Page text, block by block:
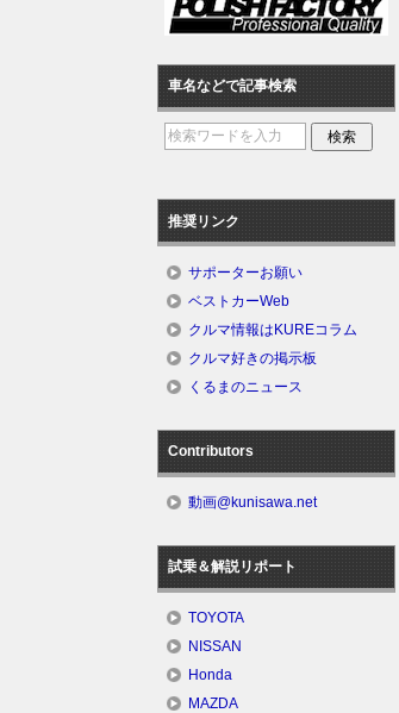
車名などで記事検索
推奨リンク
サポーターお願い
ベストカーWeb
クルマ情報はKUREコラム
クルマ好きの掲示板
くるまのニュース
Contributors
動画@kunisawa.net
試乗＆解説リポート
TOYOTA
NISSAN
Honda
MAZDA